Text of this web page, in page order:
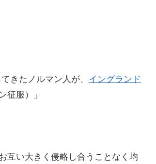
きたノルマン人が、 イングランド
征服）」
互い大きく侵略し合うことなく均